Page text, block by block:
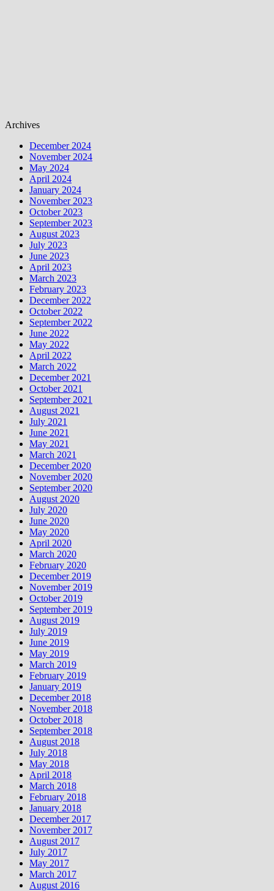
Archives
December 2024
November 2024
May 2024
April 2024
January 2024
November 2023
October 2023
September 2023
August 2023
July 2023
June 2023
April 2023
March 2023
February 2023
December 2022
October 2022
September 2022
June 2022
May 2022
April 2022
March 2022
December 2021
October 2021
September 2021
August 2021
July 2021
June 2021
May 2021
March 2021
December 2020
November 2020
September 2020
August 2020
July 2020
June 2020
May 2020
April 2020
March 2020
February 2020
December 2019
November 2019
October 2019
September 2019
August 2019
July 2019
June 2019
May 2019
March 2019
February 2019
January 2019
December 2018
November 2018
October 2018
September 2018
August 2018
July 2018
May 2018
April 2018
March 2018
February 2018
January 2018
December 2017
November 2017
August 2017
July 2017
May 2017
March 2017
August 2016